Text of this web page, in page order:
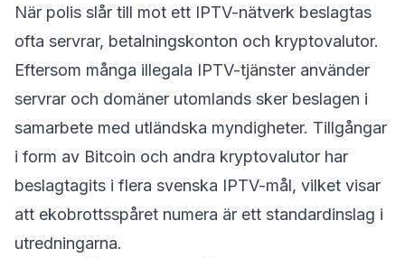
När polis slår till mot ett IPTV-nätverk beslagtas
ofta servrar, betalningskonton och kryptovalutor.
Eftersom många illegala IPTV-tjänster använder
servrar och domäner utomlands sker beslagen i
samarbete med utländska myndigheter. Tillgångar
i form av Bitcoin och andra kryptovalutor har
beslagtagits i flera svenska IPTV-mål, vilket visar
att ekobrottsspåret numera är ett standardinslag i
utredningarna.